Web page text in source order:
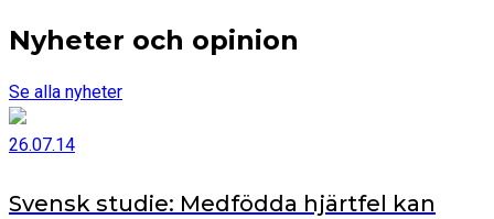
Nyheter och opinion
Se alla nyheter
26.07.14
Svensk studie: Medfödda hjärtfel kan